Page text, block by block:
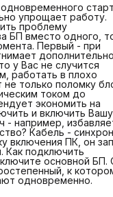
и второстепенный.
запускает
оба блока
блоков
проводов
на
- второстепенный,
и периферию.
заработают
материнские платы
24pin.
упрощает работу.
проблему
БП вместо одного,
Первый - при
у Вас не случится
работать в плохо
только поломку
током до
экономить на
и включить
- например,
Кабель -
включения ПК, он
Как подключить
основной БП.
к
одновременно.